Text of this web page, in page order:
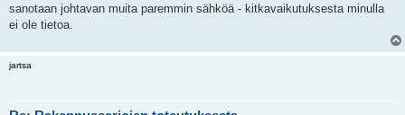
sanotaan johtavan muita paremmin sähköä - kitkavaikutuksesta minulla
ei ole tietoa.
jartsa